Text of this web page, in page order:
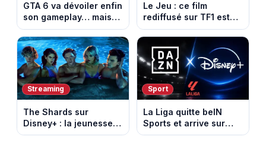
GTA 6 va dévoiler enfin
son gameplay… mais
d’abord sur Netflix
Le Jeu : ce film
rediffusé sur TF1 est
adapté d’un succès
italien devenu un
phénomène mondial
Streaming
The Shards sur
Disney+ : la jeunesse
dorée de Los Angeles
Sport
La Liga quitte beIN
Sports et arrive sur
DAZN et Disney+ en